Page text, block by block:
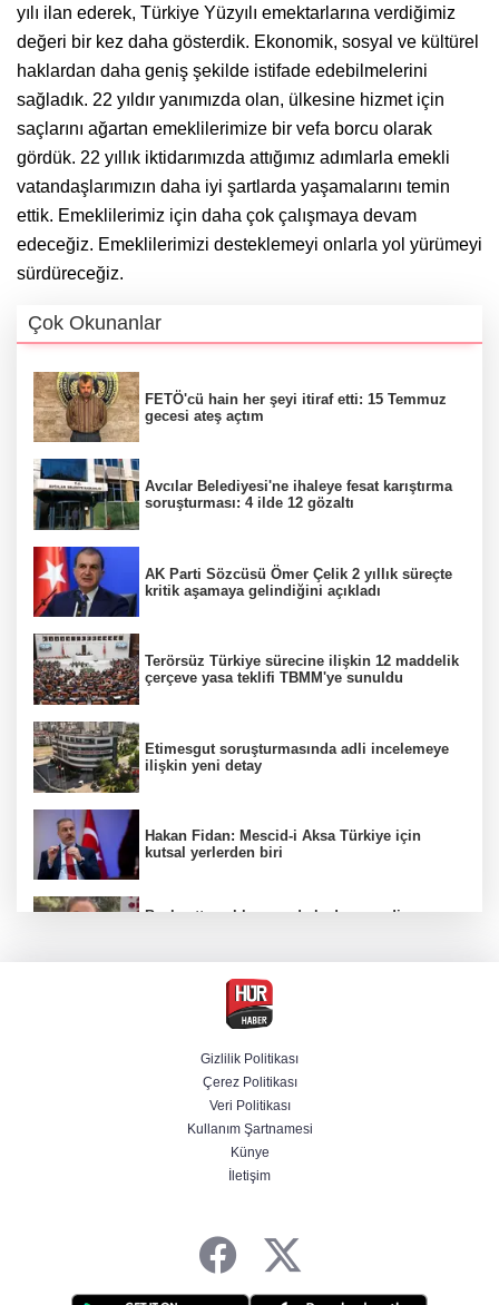
yılı ilan ederek, Türkiye Yüzyılı emektarlarına verdiğimiz
değeri bir kez daha gösterdik. Ekonomik, sosyal ve kültürel
haklardan daha geniş şekilde istifade edebilmelerini
sağladık. 22 yıldır yanımızda olan, ülkesine hizmet için
saçlarını ağartan emeklilerimize bir vefa borcu olarak
gördük. 22 yıllık iktidarımızda attığımız adımlarla emekli
vatandaşlarımızın daha iyi şartlarda yaşamalarını temin
ettik. Emeklilerimiz için daha çok çalışmaya devam
edeceğiz. Emeklilerimizi desteklemeyi onlarla yol yürümeyi
sürdüreceğiz.
Çok Okunanlar
FETÖ'cü hain her şeyi itiraf etti: 15 Temmuz
gecesi ateş açtım
Avcılar Belediyesi'ne ihaleye fesat karıştırma
soruşturması: 4 ilde 12 gözaltı
AK Parti Sözcüsü Ömer Çelik 2 yıllık süreçte
kritik aşamaya gelindiğini açıkladı
Terörsüz Türkiye sürecine ilişkin 12 maddelik
çerçeve yasa teklifi TBMM'ye sunuldu
Etimesgut soruşturmasında adli incelemeye
ilişkin yeni detay
Hakan Fidan: Mescid-i Aksa Türkiye için
kutsal yerlerden biri
Başkentte yol kenarında kadın cesedi
CHP'li belediye başkanın yazışmaları rüşvet
ağını ortaya koydu
Özel ve Ağbaba hakkında dokunulmazlık
talebi iletildi
Başvurular başladı! Polis Akademisi 350
Gizlilik Politikası
Çerez Politikası
Veri Politikası
Kullanım Şartnamesi
Künye
İletişim